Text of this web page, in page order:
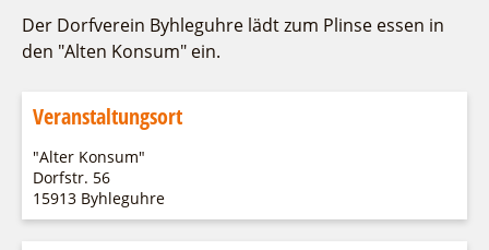
Per Rad
Aktiverlebnisse
Sehenswertes
Naturlehrpfad Ludwig Leichhardt
Individuell
Touristinformationen
Ludwig Leichhardt
Kahnfahrten
Ferienhaus- und Campingpark „Ludwig
Leichhardt“
Campingplatz am Mochowsee
Veranstaltungen
Veranstaltungshöhepunkte
Wirtschaftsförderung
Regionalentwicklung
Service
Der Dorfverein Byhleguhre lädt zum Plinse essen in
den "Alten Konsum" ein.
Veranstaltungsort
"Alter Konsum"
Dorfstr. 56
15913 Byhleguhre